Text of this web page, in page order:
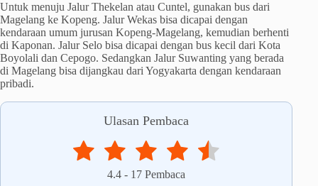
Untuk menuju Jalur Thekelan atau Cuntel, gunakan bus dari
Magelang ke Kopeng. Jalur Wekas bisa dicapai dengan
kendaraan umum jurusan Kopeng-Magelang, kemudian berhenti
di Kaponan. Jalur Selo bisa dicapai dengan bus kecil dari Kota
Boyolali dan Cepogo. Sedangkan Jalur Suwanting yang berada
di Magelang bisa dijangkau dari Yogyakarta dengan kendaraan
pribadi.
Ulasan Pembaca
4.4 - 17 Pembaca